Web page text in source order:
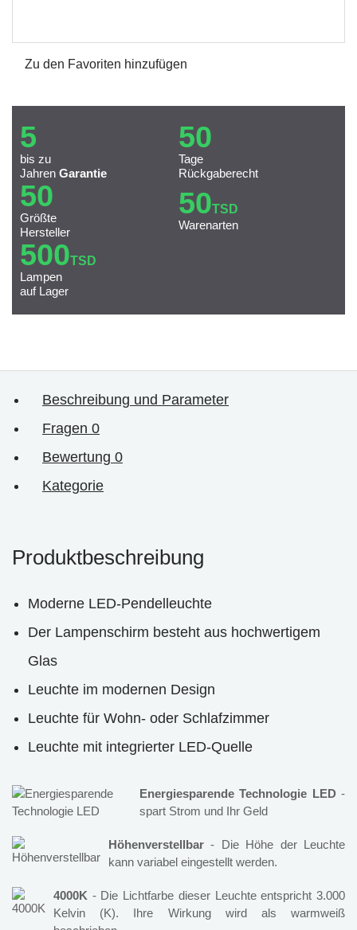
Zu den Favoriten hinzufügen
5
bis zu
Jahren Garantie
50
Tage
Rückgaberecht
50
Größte
Hersteller
50TSD
Warenarten
500TSD
Lampen
auf Lager
Beschreibung und Parameter
Fragen 0
Bewertung 0
Kategorie
Produktbeschreibung
Moderne LED-Pendelleuchte
Der Lampenschirm besteht aus hochwertigem
Glas
Leuchte im modernen Design
Leuchte für Wohn- oder Schlafzimmer
Leuchte mit integrierter LED-Quelle
Energiesparende Technologie LED-
spart Strom und Ihr Geld
Höhenverstellbar - Die Höhe der Leuchte
kann variabel eingestellt werden.
4000K - Die Lichtfarbe dieser Leuchte entspricht 3.000
Kelvin (K). Ihre Wirkung wird als warmweiß